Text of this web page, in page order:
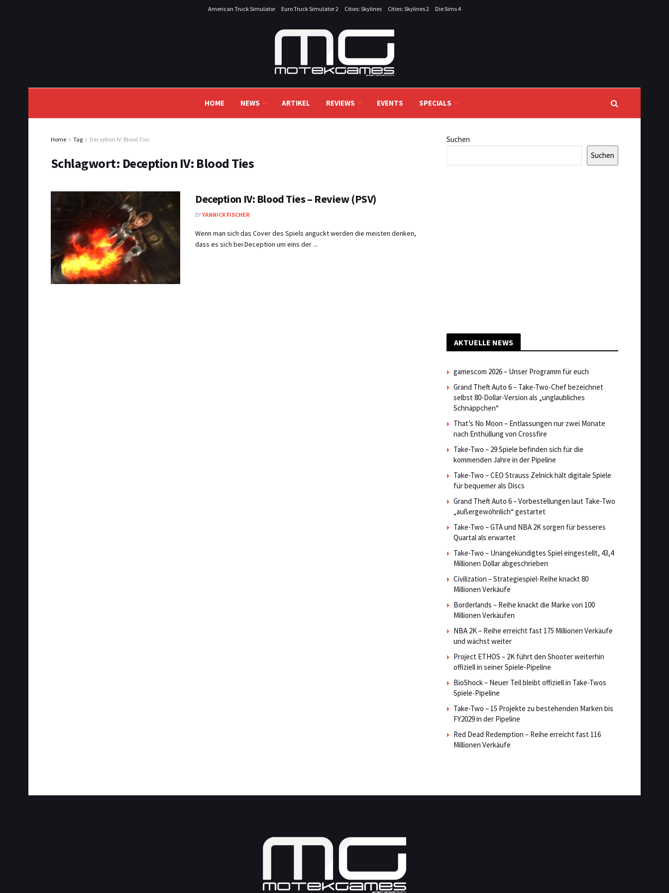
American Truck Simulator Euro Truck Simulator 2 Cities: Skylines Cities: Skylines 2 Die Sims 4
HOME NEWS ARTIKEL REVIEWS EVENTS SPECIALS
Home Tag Deception IV: Blood Ties
Schlagwort: Deception IV: Blood Ties
Deception IV: Blood Ties – Review (PSV)
BYYANNICK FISCHER
Wenn man sich das Cover des Spiels anguckt werden die meisten denken,
dass es sich bei Deception um eins der ...
Suchen
Suchen
AKTUELLE NEWS
gamescom 2026 – Unser Programm für euch
Grand Theft Auto 6 – Take-Two-Chef bezeichnet
selbst 80-Dollar-Version als „unglaubliches
Schnäppchen“
That’s No Moon – Entlassungen nur zwei Monate
nach Enthüllung von Crossfire
Take-Two – 29 Spiele befinden sich für die
kommenden Jahre in der Pipeline
Take-Two – CEO Strauss Zelnick hält digitale Spiele
für bequemer als Discs
Grand Theft Auto 6 – Vorbestellungen laut Take-Two
„außergewöhnlich“ gestartet
Take-Two – GTA und NBA 2K sorgen für besseres
Quartal als erwartet
Take-Two – Unangekündigtes Spiel eingestellt, 43,4
Millionen Dollar abgeschrieben
Civilization – Strategiespiel-Reihe knackt 80
Millionen Verkäufe
Borderlands – Reihe knackt die Marke von 100
Millionen Verkäufen
NBA 2K – Reihe erreicht fast 175 Millionen Verkäufe
und wächst weiter
Project ETHOS – 2K führt den Shooter weiterhin
offiziell in seiner Spiele-Pipeline
BioShock – Neuer Teil bleibt offiziell in Take-Twos
Spiele-Pipeline
Take-Two – 15 Projekte zu bestehenden Marken bis
FY2029 in der Pipeline
Red Dead Redemption – Reihe erreicht fast 116
Millionen Verkäufe